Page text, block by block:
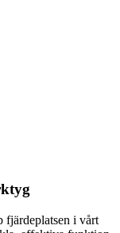
i vårt